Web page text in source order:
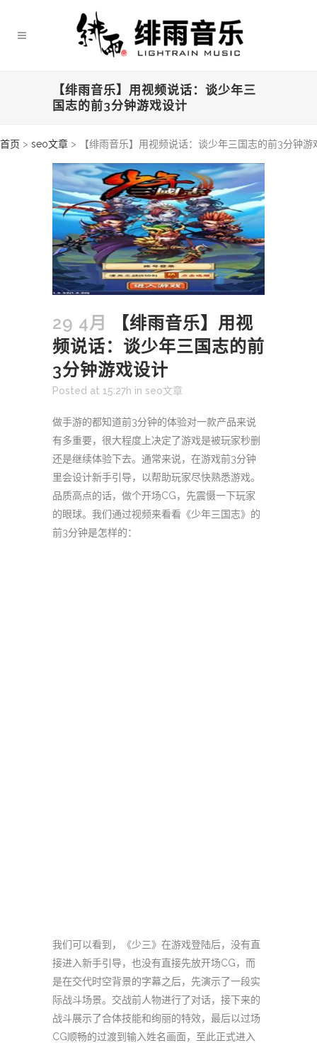
【绯雨音乐】用视频说话：谈少年三
国志的前3分钟游戏设计
首页 > seo文章 > 【绯雨音乐】用视频说话：谈少年三国志的前3分钟游
29 4月
【绯雨音乐】用视
频说话：谈少年三国志的前
3分钟游戏设计
Posted at 15:27h in seo文章
做手游的都知道前3分钟的体验对一款产品来说
有多重要，很大程度上决定了游戏是被玩家秒删
还是继续体验下去。通常来说，在游戏前3分钟
里会设计新手引导，以帮助玩家尽快熟悉游戏。
品质高点的话，做个开场CG，先震慑一下玩家
的眼球。我们通过视频来看看《少年三国志》的
前3分钟是怎样的：
我们可以看到，《少三》在游戏登陆后，没有直
接进入新手引导，也没有直接先放开场CG，而
是在交代时空背景的字幕之后，先演示了一段实
际战斗场景。交战前人物进行了对话，接下来的
战斗展示了合体技能和绚丽的特效，最后以过场
CG顺畅的过渡到输入姓名画面，至此正式进入